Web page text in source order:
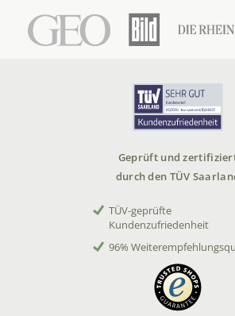
Geprüft und
durch den TÜV
TÜV-geprüfte
Kundenzufriedenheit
96%